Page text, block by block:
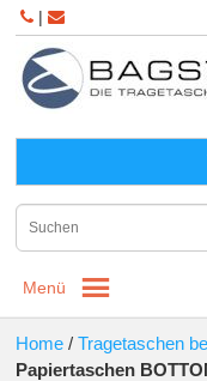
|
Menü
Home /Tragetaschen
Papiertaschen